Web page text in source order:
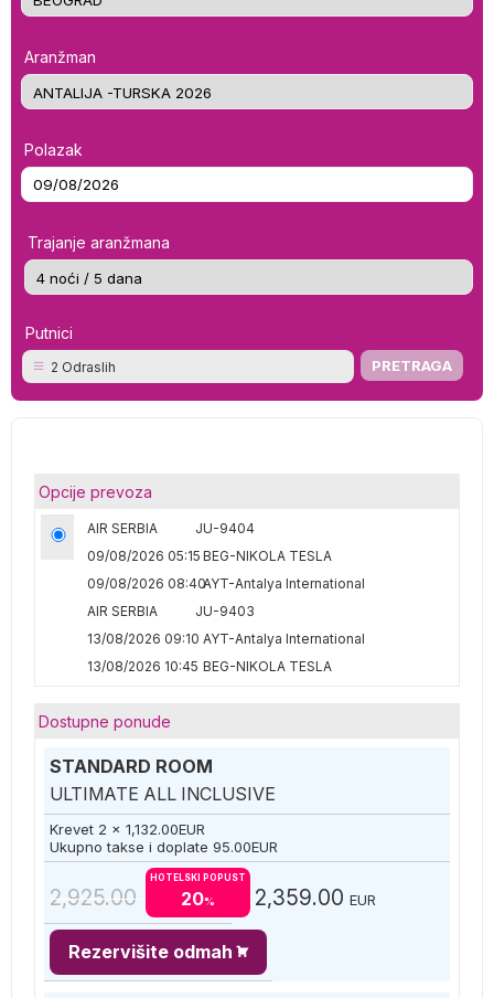
Aranžman
Polazak
Trajanje aranžmana
Putnici
2 Odraslih
Opcije prevoza
AIR SERBIA
JU-9404
09/08/2026 05:15 BEG-NIKOLA TESLA
09/08/2026 08:40AYT-Antalya International
AIR SERBIA
JU-9403
13/08/2026 09:10 AYT-Antalya International
13/08/2026 10:45 BEG-NIKOLA TESLA
Dostupne ponude
STANDARD ROOM
ULTIMATE ALL INCLUSIVE
Krevet 2 x 1,132.00EUR
Ukupno takse i doplate 95.00EUR
2,925.00
HOTELSKI POPUST
20% 2,359.00 EUR
Rezervišite odmah